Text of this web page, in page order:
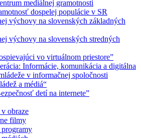
mediálnej gramotnosti
dospelej populácie v SR
výchovy na slovenských základných
výchovy na slovenských stredných
vo virtuálnom priestore”
Informácie, komunikácia a digitálna
v informačnej spoločnosti
a médiá“
detí na internete”
obraze
filmy